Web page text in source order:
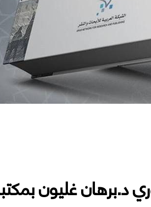
د.برهان غليون